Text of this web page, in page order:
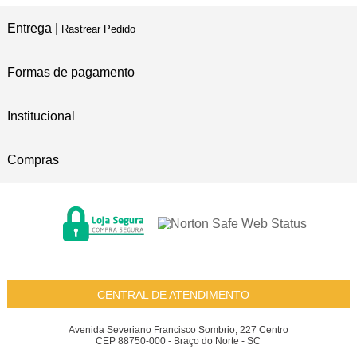
Entrega | Rastrear Pedido
Formas de pagamento
Institucional
Compras
CENTRAL DE ATENDIMENTO
Avenida Severiano Francisco Sombrio, 227 Centro
CEP 88750-000 - Braço do Norte - SC